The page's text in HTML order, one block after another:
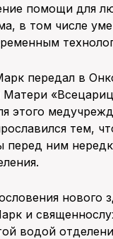
помощи для
в том числе
передал в
этого
тем,
перед ним
нового
и
водой